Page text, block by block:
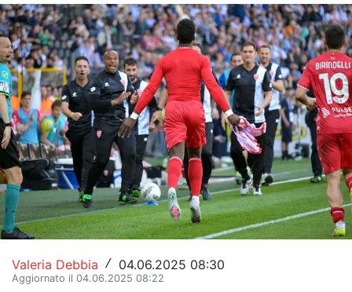
Hockey
Altri sport
Hockey
Pallanuoto
Pallamano
Altre
News
Turismo
Valeria Debbia / 04.06.2025 08:30
Aggiornato il 04.06.2025 08:22